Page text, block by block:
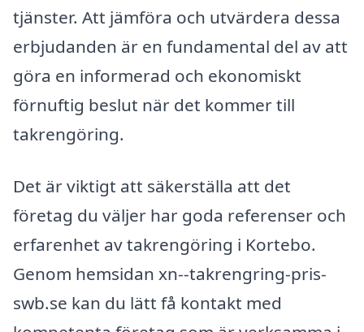
tjänster. Att jämföra och utvärdera dessa
erbjudanden är en fundamental del av att
göra en informerad och ekonomiskt
förnuftig beslut när det kommer till
takrengöring.
Det är viktigt att säkerställa att det
företag du väljer har goda referenser och
erfarenhet av takrengöring i Kortebo.
Genom hemsidan xn--takrengring-pris-
swb.se kan du lätt få kontakt med